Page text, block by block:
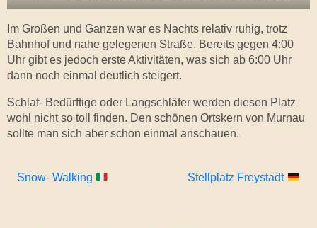
Im Großen und Ganzen war es Nachts relativ ruhig, trotz
Bahnhof und nahe gelegenen Straße. Bereits gegen 4:00
Uhr gibt es jedoch erste Aktivitäten, was sich ab 6:00 Uhr
dann noch einmal deutlich steigert.
Schlaf- Bedürftige oder Langschläfer werden diesen Platz
wohl nicht so toll finden. Den schönen Ortskern von Murnau
sollte man sich aber schon einmal anschauen.
Snow- Walking Stellplatz Freystadt